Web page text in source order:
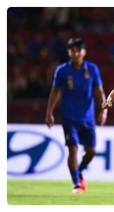
ra môi trường.